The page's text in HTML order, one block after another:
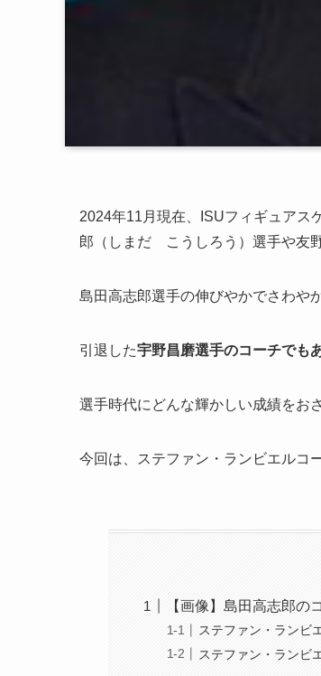
2024年11月現在、ISUフィギュアス
郎（しまだ こうしろう）選手や友
島田高志郎選手の伸びやかでさわや
引退した宇野昌磨選手のコーチでも
選手時代にどんな輝かしい成績をお
今回は、ステファン・ランビエルコ
【画像】島田高志郎の
ステファン・ランビ
ステファン・ランビ